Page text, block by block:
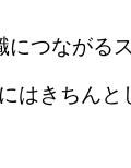
つながる
きちんと